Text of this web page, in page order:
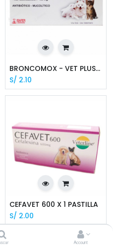
Account
BRONCOMOX - VET PLUS X 1 PASTILLA
S/ 2.10
CEFAVET 600 X 1 PASTILLA
S/ 2.00